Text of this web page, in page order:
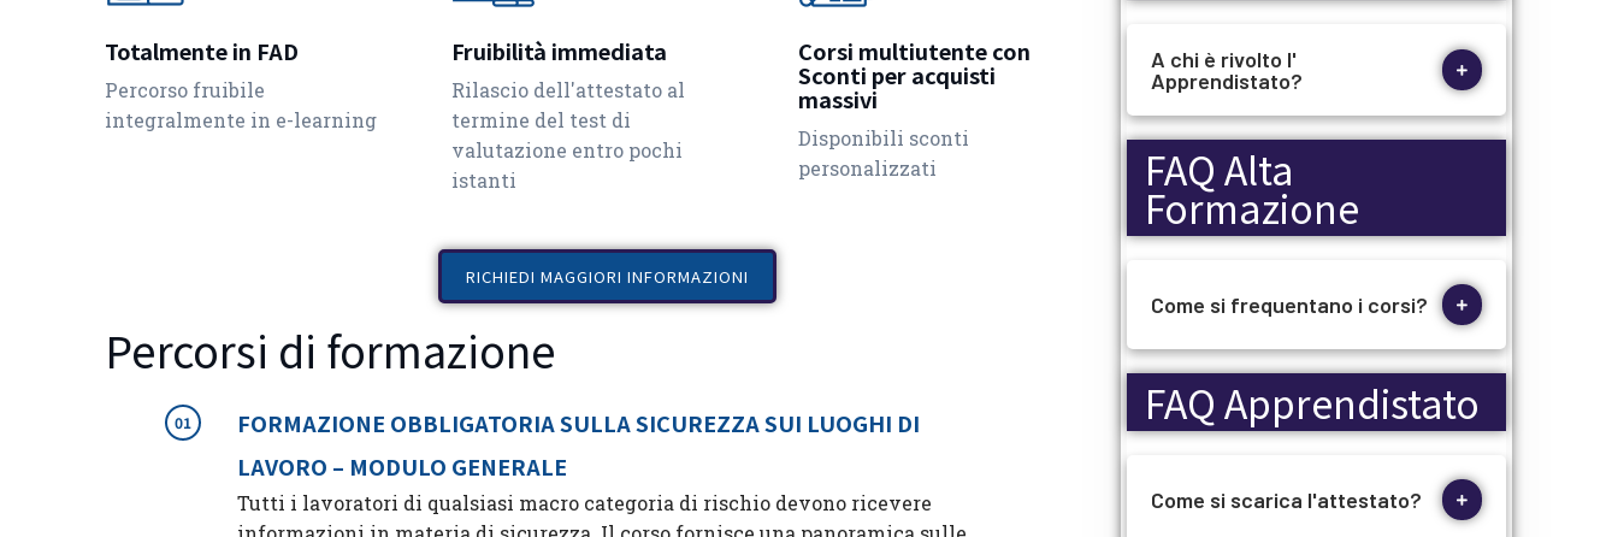
Totalmente in FAD
Percorso fruibile
integralmente in e-learning
Fruibilità immediata
Rilascio dell'attestato al
termine del test di
valutazione entro pochi
istanti
Corsi multiutente con
Sconti per acquisti
massivi
Disponibili sconti
personalizzati
RICHIEDI MAGGIORI INFORMAZIONI
Percorsi di formazione
FORMAZIONE OBBLIGATORIA SULLA SICUREZZA SUI LUOGHI DI
LAVORO – MODULO GENERALE
Tutti i lavoratori di qualsiasi macro categoria di rischio devono ricevere
A chi è rivolto l'
Apprendistato?
FAQ Alta
Formazione
Come si frequentano i corsi?
FAQ Apprendistato
Come si scarica l'attestato?